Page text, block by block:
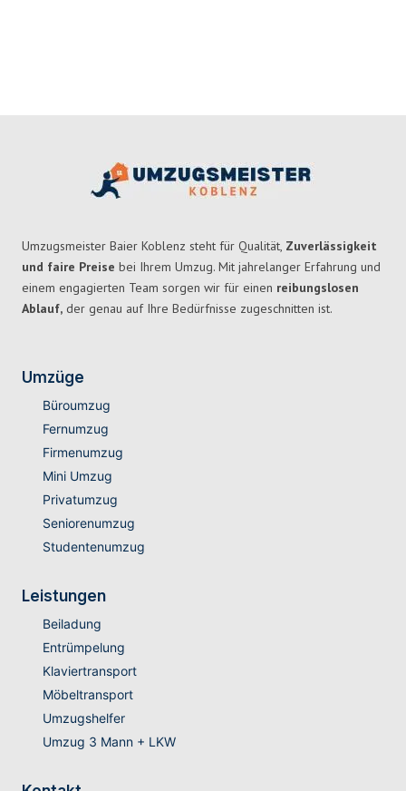
Umzugsmeister Baier Koblenz steht für Qualität, Zuverlässigkeit
und faire Preise bei Ihrem Umzug. Mit jahrelanger Erfahrung und
einem engagierten Team sorgen wir für einen reibungslosen
Ablauf, der genau auf Ihre Bedürfnisse zugeschnitten ist.
Umzüge
Büroumzug
Fernumzug
Firmenumzug
Mini Umzug
Privatumzug
Seniorenumzug
Studentenumzug
Leistungen
Beiladung
Entrümpelung
Klaviertransport
Möbeltransport
Umzugshelfer
Umzug 3 Mann + LKW